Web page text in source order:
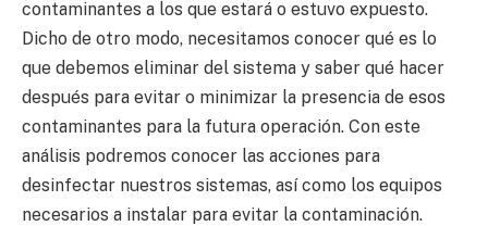
contaminantes a los que estará o estuvo expuesto.
Dicho de otro modo, necesitamos conocer qué es lo
que debemos eliminar del sistema y saber qué hacer
después para evitar o minimizar la presencia de esos
contaminantes para la futura operación. Con este
análisis podremos conocer las acciones para
desinfectar nuestros sistemas, así como los equipos
necesarios a instalar para evitar la contaminación.